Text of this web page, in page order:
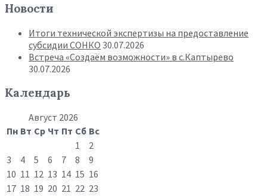
Новости
Итоги технической экспертизы на предоставление
субсидии СОНКО 30.07.2026
Встреча «Создаём возможности» в с.Каптырево
30.07.2026
Календарь
Август 2026
Пн Вт Ср Чт Пт Сб Вс
1
2
3
4 5 6 7 8
9
10 11 12 13 14 15 16
17 18 19 20 21 22 23